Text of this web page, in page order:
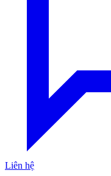
Liên hệ